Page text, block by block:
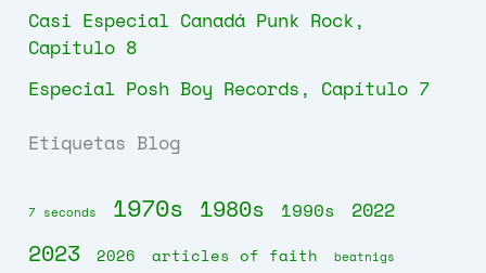
Casi Especial Canadá Punk Rock,
Capítulo 8
Especial Posh Boy Records, Capítulo 7
Etiquetas Blog
7 seconds 1970s 1980s 1990s 2022
2023 2026 articles of faith beatnigs